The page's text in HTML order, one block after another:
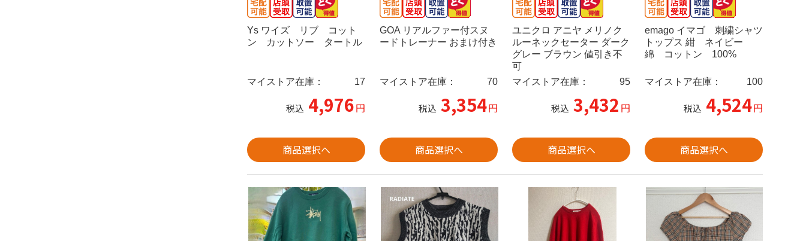
Ys ワイズ リブ コット
ン カットソー タートル
マイストア在庫： 17
税込 4,976円
商品選択へ
GOA リアルファー付スヌ
ードトレーナー おまけ付き
マイストア在庫： 70
税込 3,354円
商品選択へ
ユニクロ アニヤ メリノク
ルーネックセーター ダーク
グレー ブラウン 値引き不
可
マイストア在庫：
95
税込 3,432 円
商品選択へ
emago イマゴ 刺繍シャツ
トップス 紺 ネイビー
綿 コットン 100%
マイストア在庫： 100
税込 4,524円
商品選択へ